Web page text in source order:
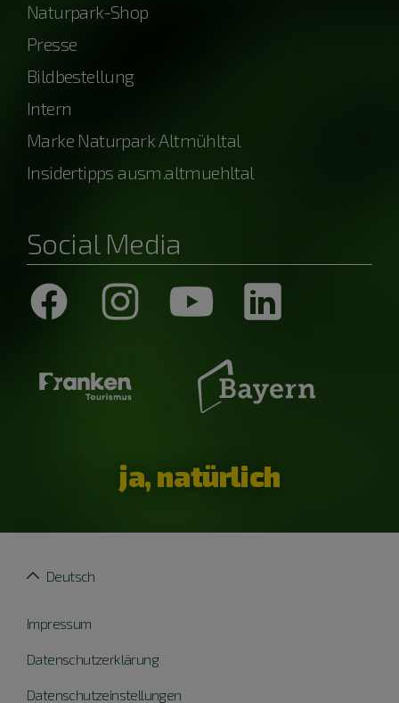
Naturpark-Shop
Presse
Bildbestellung
Intern
Marke Naturpark Altmühltal
Insidertipps ausm.altmuehltal
Social Media
ja, natürlich
Impressum
Datenschutzerklärung
Datenschutzeinstellungen
Deutsch